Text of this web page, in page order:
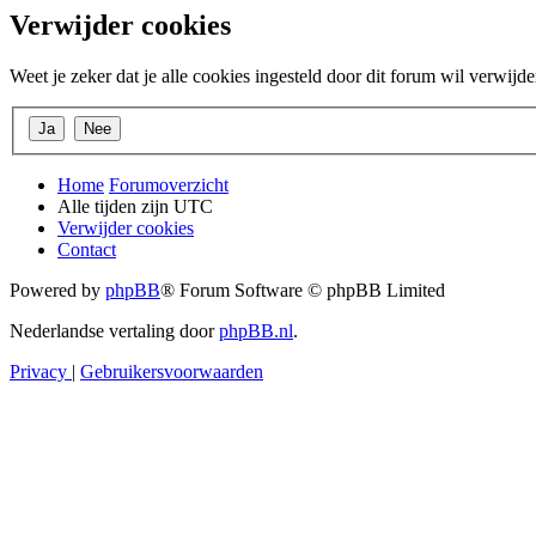
Verwijder cookies
Weet je zeker dat je alle cookies ingesteld door dit forum wil
Home Forumoverzicht
Alle tijden zijn UTC
Verwijder cookies
Contact
Powered by phpBB® Forum Software © phpBB Limited
Nederlandse vertaling doorphpBB.nl.
Privacy | Gebruikersvoorwaarden